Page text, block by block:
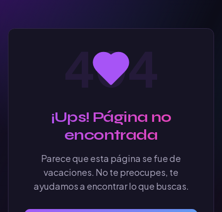
404
¡Ups! Página no
encontrada
Parece que esta página se fue de
vacaciones. No te preocupes, te
ayudamos a encontrar lo que buscas.